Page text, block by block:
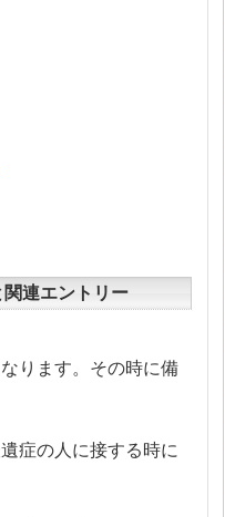
連エントリー
ります。その時に備
症の人に接する時に